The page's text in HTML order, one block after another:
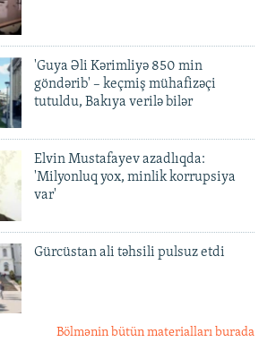
'Guya Əli Kərimliyə 850 min
göndərib' – keçmiş mühafizəçi
tutuldu, Bakıya verilə bilər
Elvin Mustafayev azadlıqda:
'Milyonluq yox, minlik korrupsiya
var'
Gürcüstan ali təhsili pulsuz etdi
Bölmənin bütün materialları burada